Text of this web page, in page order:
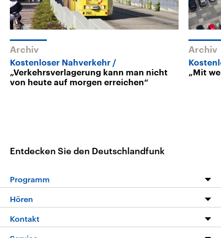
Archiv
Kostenloser Nahverkehr
„Verkehrsverlagerung kann man nicht
von heute auf morgen erreichen“
Archiv
„Mit
Entdecken Sie den Deutschlandfunk
Programm
Programm
Die Nachrichten
Hören
Livestream
Kontakt
Hörerservice